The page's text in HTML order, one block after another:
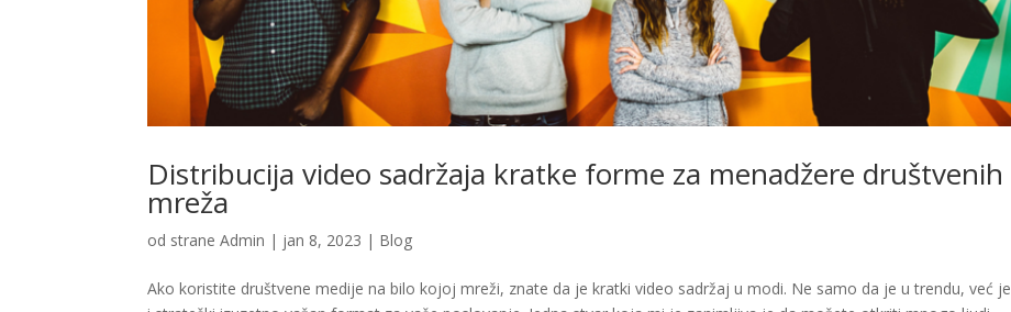
Distribucija video sadržaja kratke forme za menadžere društvenih
mreža
od straneAdmin | jan 8, 2023 | Blog
Ako koristite društvene medije na bilo kojoj mreži, znate da je kratki video sadržaj u modi. Ne samo da je u trendu, već je